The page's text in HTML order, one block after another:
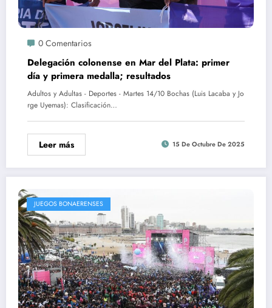
0 Comentarios
Delegación colonense en Mar del Plata: primer
día y primera medalla; resultados
Adultos y Adultas - Deportes - Martes 14/10 Bochas (Luis Lacaba y Jo
rge Uyemas): Clasificación…
Leer más 15 De Octubre De 2025
JUEGOS BONAERENSES